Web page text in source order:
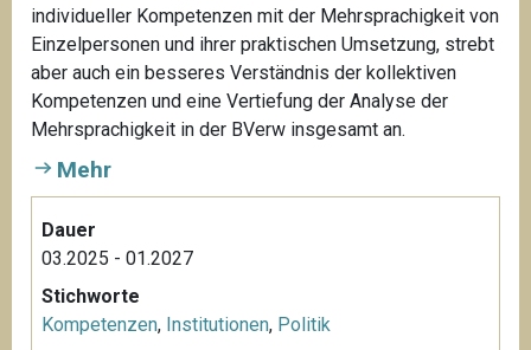
individueller Kompetenzen mit der Mehrsprachigkeit von
Einzelpersonen und ihrer praktischen Umsetzung, strebt
aber auch ein besseres Verständnis der kollektiven
Kompetenzen und eine Vertiefung der Analyse der
Mehrsprachigkeit in der BVerw insgesamt an.
Mehr
Dauer
03.2025 - 01.2027
Stichworte
Kompetenzen, Institutionen, Politik